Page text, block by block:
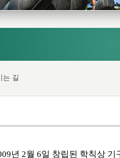
는 길
년 2월 6일 창립된 학칙상 기